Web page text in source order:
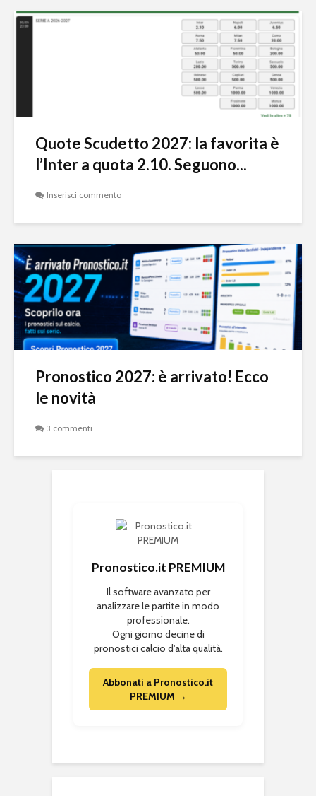
Quote Scudetto 2027: la favorita è
l’Inter a quota 2.10. Seguono...
Inserisci commento
Pronostico 2027: è arrivato! Ecco
le novità
3 commenti
Pronostico.it PREMIUM
Il software avanzato per
analizzare le partite in modo
professionale.
Ogni giorno decine di
pronostici calcio d'alta qualità.
Abbonati a Pronostico.it
PREMIUM →